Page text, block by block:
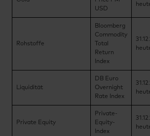
USD
Rohstoffe
Bloomberg
Commodity
Total
Return
Index
Liquidität
DB Euro
Overnight
Rate Index
Private Equity
Private-
Equity-
Index